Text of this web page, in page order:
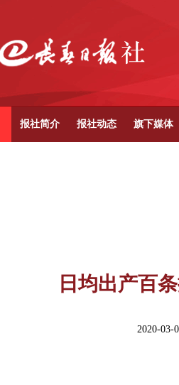
报社简介 报社动态 旗下媒体
日均出产百
2020-03-